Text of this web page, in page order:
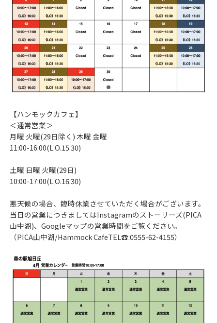
【ハンモックカフェ】
＜通常営業＞
月曜 火曜(29日除く) 木曜 金曜
11:00-16:00(L.O.15:30)
土曜 日曜 火曜(29日)
10:00-17:00(L.O.16:30)
悪天候の場合、臨時休業させていただく場合がございます。
当日の営業につきましてはInstagramのストーリーズ(PICA
山中湖)、Googleマップの営業時間をご覧ください。
（PICA山中湖/Hammock CafeTEL☎:0555-62-4155）